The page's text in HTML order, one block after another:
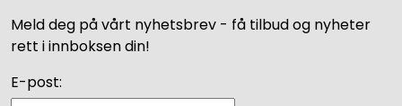
Meld deg på vårt nyhetsbrev - få tilbud og nyheter
rett i innboksen din!
E-post: